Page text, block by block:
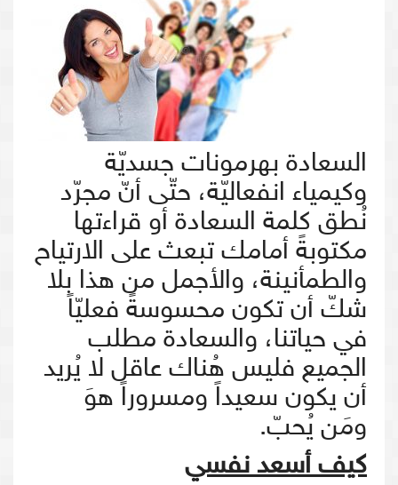
السعادة بهرمونات جسديّة
وكيمياء انفعاليّة، حتّى أنّ مجرّد
نُطق كلمة السعادة أو قراءتها
مكتوبةً أمامك تبعث على الارتياح
والطمأنينة، والأجمل من هذا بلا
شكّ أن تكون محسوسةً فعليّاً
في حياتنا، والسعادة مطلب
الجميع فليس هُناك عاقل لا يُريد
أن يكون سعيداً ومسروراً هوَ
ومَن يُحبّ.
كيف أسعد نفسي